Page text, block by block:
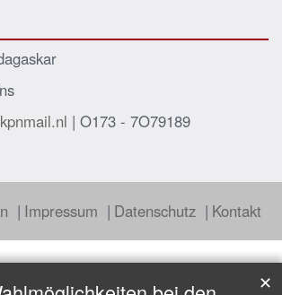
| O173 - 7O79189
Impressum Datenschutz Kontakt
✕